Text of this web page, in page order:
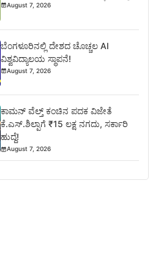
August 7, 2026
ಬೆಂಗಳೂರಿನಲ್ಲಿ ದೇಶದ ಚೊಚ್ಚಲ AI
ವಿಶ್ವವಿದ್ಯಾಲಯ ಸ್ಥಾಪನೆ!
August 7, 2026
ಕಾಮನ್ ವೆಲ್ತ್ ಕಂಚಿನ ಪದಕ ವಿಜೇತೆ
ಕೆ.ಎಸ್.ಶಿಲ್ಪಾಗೆ ₹15 ಲಕ್ಷ ನಗದು, ಸರ್ಕಾರಿ
ಹುದ್ದೆ!
August 7, 2026